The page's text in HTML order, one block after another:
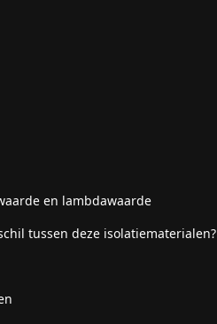
en lambdawaarde
tussen deze isolatiematerialen?